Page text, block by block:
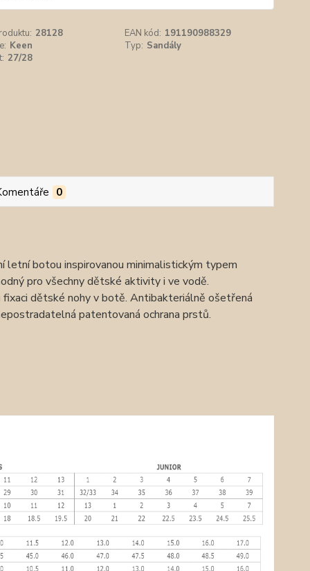
28128 EAN kód: 191190988329
Keen Typ: Sandály
27/28
0
letní botou inspirovanou minimalistickým typem
pro všechny dětské aktivity i ve vodě.
fixaci dětské nohy v botě. Antibakteriálně ošetřená
patentovaná ochrana prstů.